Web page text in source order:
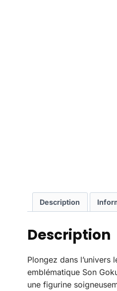
Description
Description
Plongez dans
emblématique Son
une figurine